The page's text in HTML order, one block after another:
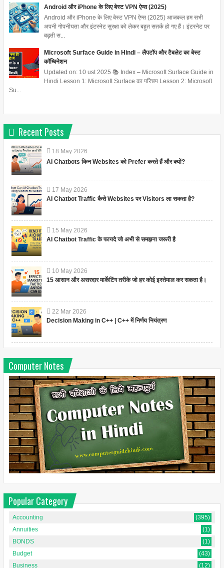
Android और iPhone के लिए बेस्ट VPN ऐप्स (2025)
Android और iPhone के लिए बेस्ट VPN ऐप्स (2025) आजकल हम सभी
अपनी गोपनीयता और इंटरनेट सुरक्षा को लेकर बहुत सतर्क हो गए हैं। इंटरनेट पर
बढ़ती स...
Microsoft Surface Guide in Hindi – लैपटॉप और टैबलेट का बेस्ट
कॉम्बिनेशन
Updated on: 10 ust 2025 📚 Index – Microsoft Surface Guide in
Hindi Lesson 1: Microsoft Surface का परिचय Lesson 2: Microsoft
Su...
Recent Posts
18 May 2026
AI Chatbots किन Websites को Prefer करते हैं और क्यों?
17 May 2026
AI Chatbot Traffic कैसे Websites पर Visitors ला सकता है?
15 May 2026
AI Chatbot Traffic के फायदे जो अभी से समझना जरूरी है
10 May 2026
15 आसान और असरदार मार्केटिंग तरीके जो हर कोई इस्तेमाल कर सकता है।
22 Mar 2026
Decision Making in C++ | C++ में निर्णय नियंत्रण
Computer Notes
Popular Category
Accounting
(395)
Annuities
(1)
BONDS
(1)
Budget
(43)
Business
(12)